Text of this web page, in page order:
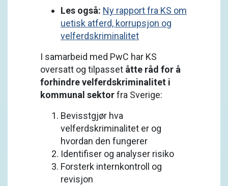
Les også: Ny rapport fra KS om
uetisk atferd, korrupsjon og
velferdskriminalitet
I samarbeid med PwC har KS
oversatt og tilpasset åtte råd for å
forhindre velferdskriminalitet i
kommunal sektorfra Sverige:
Bevisstgjør hva
velferdskriminalitet er og
hvordan den fungerer
Identifiser og analyser risiko
Forsterk internkontroll og
revisjon